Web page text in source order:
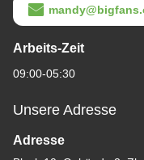
Arbeits-Zeit
09:00-05:30
Unsere Adresse
Adresse